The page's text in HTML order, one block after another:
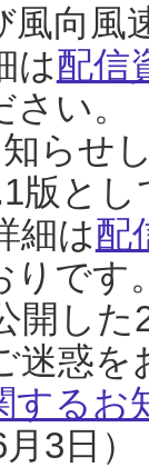
風向風
は配信
さい。
らせ
版と
細は配
りです
開し
迷惑
するお
3日）